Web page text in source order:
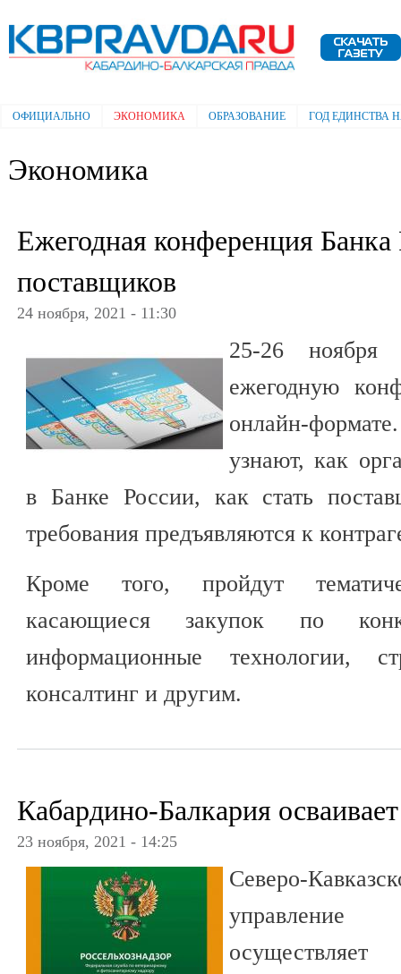
Электронная газета "Кабардино-
Балкарская правда"
Главное меню
ОФИЦИАЛЬНО ЭКОНОМИКА ОБРАЗОВАНИЕ ГОД ЕДИНСТВА
Экономика
Ежегодная конференция Банка
поставщиков
24 ноября, 2021 - 11:30
25-26 ноября
ежегодную
онлайн-
узнают, как
в Банке России, как стать
требования предъявляются к
Кроме того, пройдут
касающиеся закупок по
информационные технологии,
консалтинг и другим.
Кабардино-Балкария
23 ноября, 2021 - 14:25
Северо-
управление
осуществляет